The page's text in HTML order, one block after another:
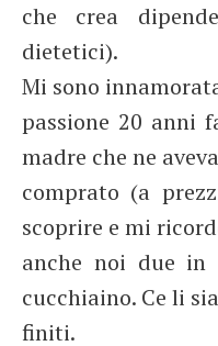
che crea
dietetici).
Mi sono
passione 20 anni
madre che ne aveva
comprato (a
scoprire e mi
anche noi due in
cucchiaino. Ce li
finiti.